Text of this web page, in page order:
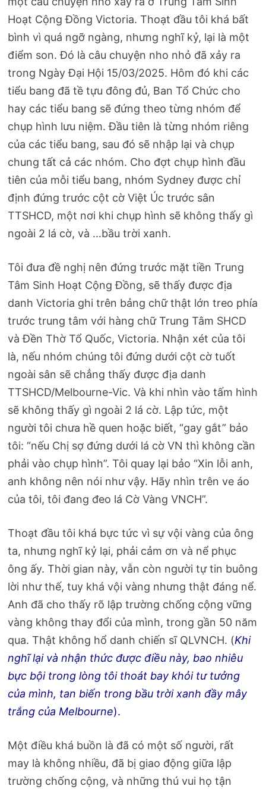
Hoạt Cộng Đồng Victoria. Thoạt đầu tôi khá bất
bình vì quá ngỡ ngàng, nhưng nghĩ kỷ, lại là một
điểm son. Đó là câu chuyện nho nhỏ đã xảy ra
trong Ngày Đại Hội 15/03/2025. Hôm đó khi các
tiểu bang đã tề tựu đông đủ, Ban Tổ Chức cho
hay các tiểu bang sẽ đứng theo từng nhóm để
chụp hình lưu niệm. Đầu tiên là từng nhóm riêng
của các tiểu bang, sau đó sẽ nhập lại và chụp
chung tất cả các nhóm. Cho đợt chụp hình đầu
tiên của mỗi tiểu bang, nhóm Sydney được chỉ
định đứng trước cột cờ Việt Úc trước sân
TTSHCD, một nơi khi chụp hình sẽ không thấy gì
ngoài 2 lá cờ, và …bầu trời xanh.
Tôi đưa đề nghị nên đứng trước mặt tiền Trung
Tâm Sinh Hoạt Cộng Đồng, sẽ thấy được địa
danh Victoria ghi trên bảng chữ thật lớn treo phía
trước trung tâm với hàng chữ Trung Tâm SHCD
và Đền Thờ Tổ Quốc, Victoria. Nhận xét của tôi
là, nếu nhóm chúng tôi đứng dưới cột cờ tuốt
ngoài sân sẽ chẳng thấy được địa danh
TTSHCD/Melbourne-Vic. Và khi nhìn vào tấm hình
sẽ không thấy gì ngoài 2 lá cờ. Lập tức, một
người tôi chưa hề quen hoặc biết, “gay gắt” bảo
tôi: “nếu Chị sợ đứng dưới lá cờ VN thì không cần
phải vào chụp hình”. Tôi quay lại bảo “Xin lỗi anh,
anh không nên nói như vậy. Hãy nhìn trên ve áo
của tôi, tôi đang đeo lá Cờ Vàng VNCH”.
Thoạt đầu tôi khá bực tức vì sự vội vàng của ông
ta, nhưng nghĩ kỷ lại, phải cảm ơn và nể phục
ông ấy. Thời gian này, vẫn còn người tự tin buông
lời như thế, tuy khá vội vàng nhưng thật đáng nể.
Anh đã cho thấy rõ lập trường chống cộng vững
vàng không thay đổi của mình, trong gần 50 năm
qua. Thật không hổ danh chiến sĩ QLVNCH. (Khi
nghĩ lại và nhận thức được điều này, bao nhiêu
bực bội trong lòng tôi thoát bay khỏi tư tưởng
của mình, tan biến trong bầu trời xanh đầy mây
trắng của Melbourne).
Một điều khá buồn là đã có một số người, rất
may là không nhiều, đã bị giao động giữa lập
trường chống cộng, và những thú vui họ tận